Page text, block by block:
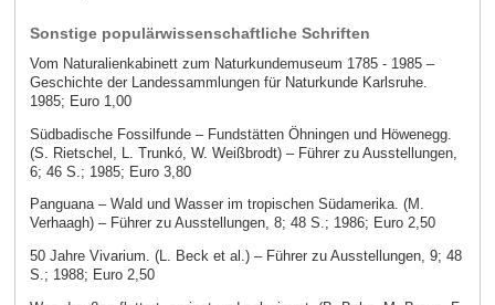
Sonstige populärwissenschaftliche Schriften
Vom Naturalienkabinett zum Naturkundemuseum 1785 - 1985 –
Geschichte der Landessammlungen für Naturkunde Karlsruhe.
1985; Euro 1,00
Südbadische Fossilfunde – Fundstätten Öhningen und Höwenegg.
(S. Rietschel, L. Trunkó, W. Weißbrodt) – Führer zu Ausstellungen,
6; 46 S.; 1985; Euro 3,80
Panguana – Wald und Wasser im tropischen Südamerika. (M.
Verhaagh) – Führer zu Ausstellungen, 8; 48 S.; 1986; Euro 2,50
50 Jahre Vivarium. (L. Beck et al.) – Führer zu Ausstellungen, 9; 48
S.; 1988; Euro 2,50